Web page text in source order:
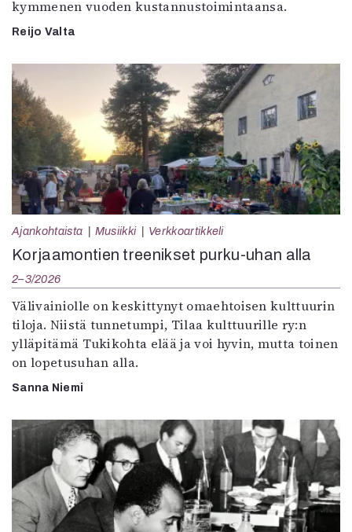
kymmenen vuoden kustannustoimintaansa.
Reijo Valta
Ajankohtaista Musiikki Verkkoartikkeli
Korjaamontien treenikset purku-uhan alla
2–3/2026
Välivainiolle on keskittynyt omaehtoisen kulttuurin
tiloja. Niistä tunnetumpi, Tilaa kulttuurille ry:n
ylläpitämä Tukikohta elää ja voi hyvin, mutta toinen
on lopetusuhan alla.
Sanna Niemi